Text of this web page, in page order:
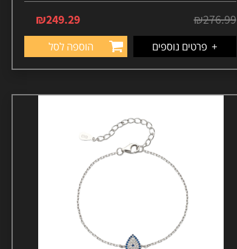
₪276.99
₪249.29
+ פרטים נוספים הוספה לסל